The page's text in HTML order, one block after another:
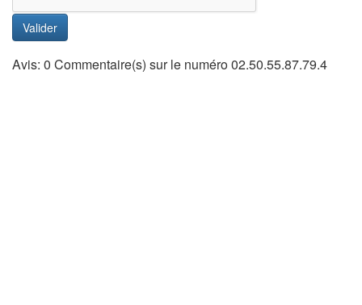
Valider
Avis: 0 Commentaire(s) sur le numéro 02.50.55.87.79.4